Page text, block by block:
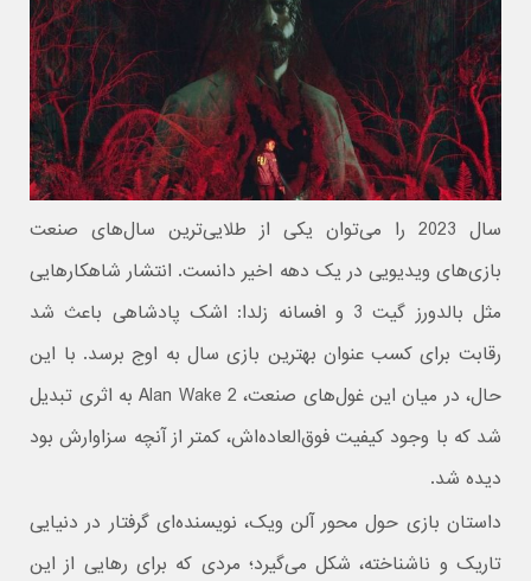
سال 2023 را می‌توان یکی از طلایی‌ترین سال‌های صنعت
بازی‌های ویدیویی در یک دهه اخیر دانست. انتشار شاهکارهایی
مثل بالدورز گیت 3 و افسانه زلدا: اشک پادشاهی باعث شد
رقابت برای کسب عنوان بهترین بازی سال به اوج برسد. با این
حال، در میان این غول‌های صنعت، Alan Wake 2 به اثری تبدیل
شد که با وجود کیفیت فوق‌العاده‌اش، کمتر از آنچه سزاوارش بود
دیده شد.
داستان بازی حول محور آلن ویک، نویسنده‌ای گرفتار در دنیایی
تاریک و ناشناخته، شکل می‌گیرد؛ مردی که برای رهایی از این